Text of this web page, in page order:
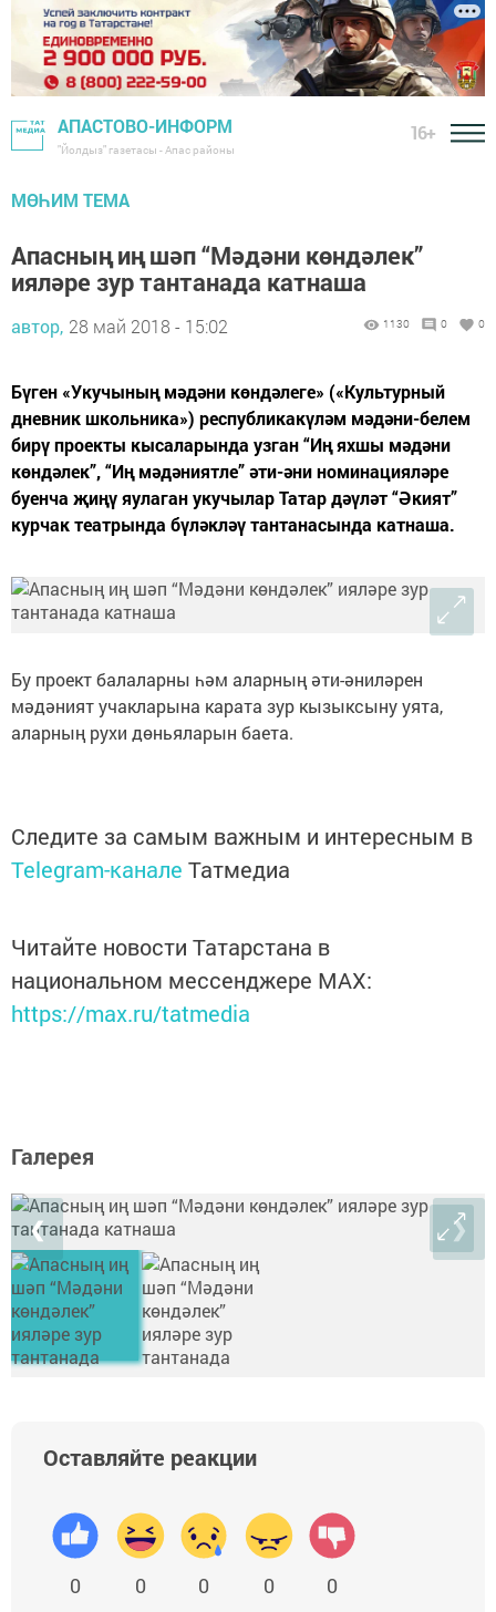
АПАСТОВО-ИНФОРМ
"Йолдыз" газетасы - Апас районы
16+
МӨҺИМ ТЕМА
Апасның иң шәп “Мәдәни көндәлек”
ияләре зур тантанада катнаша
автор, 28 май 2018 - 15:02 1130 0 0
Бүген «Укучының мәдәни көндәлеге» («Культурный
дневник школьника») республикакүләм мәдәни-белем
бирү проекты кысаларында узган “Иң яхшы мәдәни
көндәлек”, “Иң мәдәниятле” әти-әни номинацияләре
буенча җиңү яулаган укучылар Татар дәүләт “Әкият”
курчак театрында бүләкләү тантанасында катнаша.
Бу проект балаларны һәм аларның әти-әниләрен
мәдәният учакларына карата зур кызыксыну уята,
аларның рухи дөньяларын баета.
Следите за самым важным и интересным в
Telegram-канале Татмедиа
Читайте новости Татарстана в
национальном мессенджере MАХ:
https://max.ru/tatmedia
Галерея
❮ ❯
Оставляйте реакции
0 0 0 0 0